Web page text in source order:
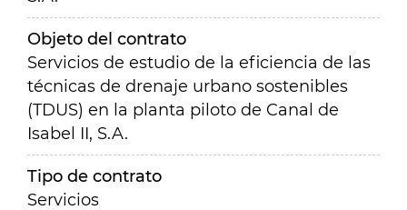
Objeto del contrato
Servicios de estudio de la eficiencia de las
técnicas de drenaje urbano sostenibles
(TDUS) en la planta piloto de Canal de
Isabel II, S.A.
Tipo de contrato
Servicios